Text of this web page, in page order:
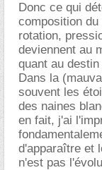
Donc ce qui
composition
rotation,
deviennent au
quant au
Dans la
souvent les
des naines
en fait, j'ai
d'apparaître et
n'est pas